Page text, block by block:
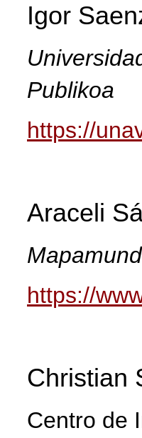
Igor
Publikoa
https://
Araceli
https://
Christian
Centro de